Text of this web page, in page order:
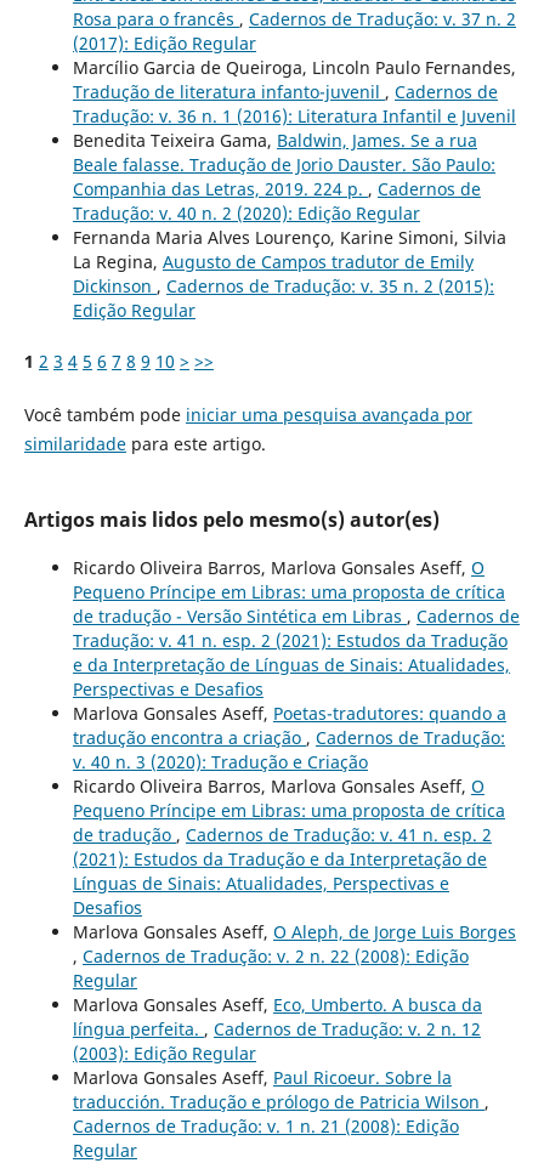
Rosa para o francês , Cadernos de Tradução: v. 37 n. 2
(2017): Edição Regular
Marcílio Garcia de Queiroga, Lincoln Paulo Fernandes,
Tradução de literatura infanto-juvenil , Cadernos de
Tradução: v. 36 n. 1 (2016): Literatura Infantil e Juvenil
Benedita Teixeira Gama, Baldwin, James. Se a rua
Beale falasse. Tradução de Jorio Dauster. São Paulo:
Companhia das Letras, 2019. 224 p. , Cadernos de
Tradução: v. 40 n. 2 (2020): Edição Regular
Fernanda Maria Alves Lourenço, Karine Simoni, Silvia
La Regina, Augusto de Campos tradutor de Emily
Dickinson , Cadernos de Tradução: v. 35 n. 2 (2015):
Edição Regular
1 2 3 4 5 6 7 8 9 10 > >>
Você também pode iniciar uma pesquisa avançada por
similaridadepara este artigo.
Artigos mais lidos pelo mesmo(s) autor(es)
Ricardo Oliveira Barros, Marlova Gonsales Aseff, O
Pequeno Príncipe em Libras: uma proposta de crítica
de tradução - Versão Sintética em Libras , Cadernos de
Tradução: v. 41 n. esp. 2 (2021): Estudos da Tradução
e da Interpretação de Línguas de Sinais: Atualidades,
Perspectivas e Desafios
Marlova Gonsales Aseff, Poetas-tradutores: quando a
tradução encontra a criação , Cadernos de Tradução:
v. 40 n. 3 (2020): Tradução e Criação
Ricardo Oliveira Barros, Marlova Gonsales Aseff, O
Pequeno Príncipe em Libras: uma proposta de crítica
de tradução , Cadernos de Tradução: v. 41 n. esp. 2
(2021): Estudos da Tradução e da Interpretação de
Línguas de Sinais: Atualidades, Perspectivas e
Desafios
Marlova Gonsales Aseff, O Aleph, de Jorge Luis Borges
, Cadernos de Tradução: v. 2 n. 22 (2008): Edição
Regular
Marlova Gonsales Aseff, Eco, Umberto. A busca da
língua perfeita. , Cadernos de Tradução: v. 2 n. 12
(2003): Edição Regular
Marlova Gonsales Aseff, Paul Ricoeur. Sobre la
traducción. Tradução e prólogo de Patricia Wilson ,
Cadernos de Tradução: v. 1 n. 21 (2008): Edição
Regular